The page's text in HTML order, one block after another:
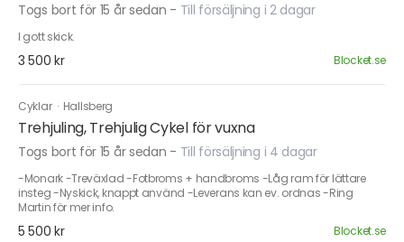
Togs bort för 15 år sedan - Till försäljning i 2 dagar
I gott skick.
3 500 kr Blocket.se
Cyklar · Hallsberg
Trehjuling, Trehjulig Cykel för vuxna
Togs bort för 15 år sedan - Till försäljning i 4 dagar
-Monark -Treväxlad -Fotbroms + handbroms -Låg ram för lättare
insteg -Nyskick, knappt använd -Leverans kan ev. ordnas -Ring
Martin för mer info.
5 500 kr Blocket.se